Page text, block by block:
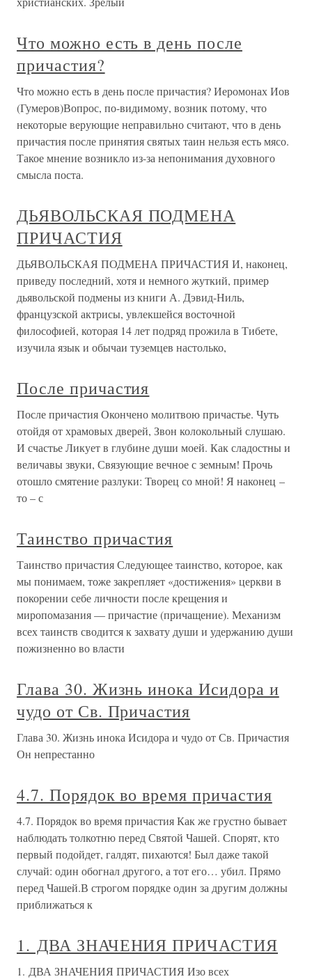
Что можно есть в день после
причастия?
Что можно есть в день после причастия? Иеромонах Иов
(Гумеров)Вопрос, по-видимому, возник потому, что
некоторые верующие неправильно считают, что в день
причастия после принятия святых таин нельзя есть мясо.
Такое мнение возникло из-за непонимания духовного
смысла поста.
ДЬЯВОЛЬСКАЯ ПОДМЕНА
ПРИЧАСТИЯ
ДЬЯВОЛЬСКАЯ ПОДМЕНА ПРИЧАСТИЯ И, наконец,
приведу последний, хотя и немного жуткий, пример
дьявольской подмены из книги А. Дэвид-Ниль,
французской актрисы, увлекшейся восточной
философией, которая 14 лет подряд прожила в Тибете,
изучила язык и обычаи туземцев настолько,
После причастия
После причастия Окончено молитвою причастье. Чуть
отойдя от храмовых дверей, Звон колокольный слушаю.
И счастье Ликует в глубине души моей. Как сладостны и
величавы звуки, Связующие вечное с земным! Прочь
отошло смятение разлуки: Творец со мной! Я наконец –
то – с
Таинство причастия
Таинство причастия Следующее таинство, которое, как
мы понимаем, тоже закрепляет «достижения» церкви в
покорении себе личности после крещения и
миропомазания — причастие (причащение). Механизм
всех таинств сводится к захвату души и удержанию души
пожизненно во власти
Глава 30. Жизнь инока Исидора и
чудо от Св. Причастия
Глава 30. Жизнь инока Исидора и чудо от Св. Причастия
Он непрестанно
4.7. Порядок во время причастия
4.7. Порядок во время причастия Как же грустно бывает
наблюдать толкотню перед Святой Чашей. Спорят, кто
первый подойдет, галдят, пихаются! Был даже такой
случай: один обогнал другого, а тот его… убил. Прямо
перед Чашей.В строгом порядке один за другим должны
приближаться к
1. ДВА ЗНАЧЕНИЯ ПРИЧАСТИЯ
1. ДВА ЗНАЧЕНИЯ ПРИЧАСТИЯ Изо всех